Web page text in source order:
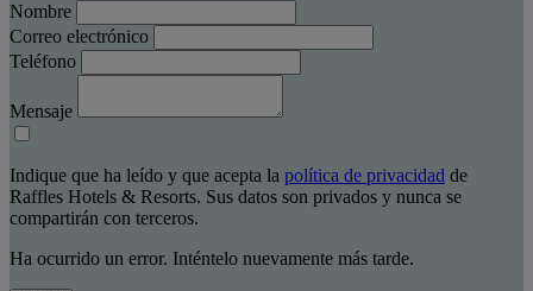
Nombre
Correo electrónico
Teléfono
Mensaje
Indique que ha leído y que acepta la política de privacidad de
Raffles Hotels & Resorts. Sus datos son privados y nunca se
compartirán con terceros.
Ha ocurrido un error. Inténtelo nuevamente más tarde.